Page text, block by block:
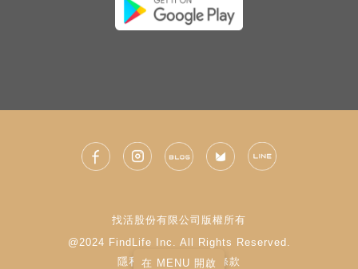
在 MENU 開啟
找活股份有限公司版權所有
@2024 FindLife Inc. All Rights Reserved.
隱私權政策
| 使用條款